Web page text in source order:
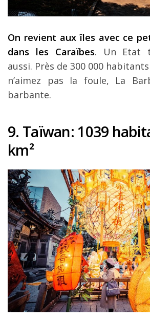
On revient aux îles avec ce
dans les Caraïbes. Un Etat
aussi. Près de 300 000
n’aimez pas la foule, La
barbante.
9. Taïwan: 1039
km²